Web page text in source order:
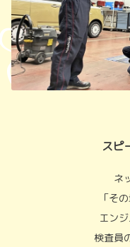
スピ
ネ
「そ
エン
検査員